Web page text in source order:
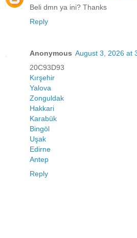
Beli dmn ya ini? Thanks
Reply
Anonymous August 3, 2026 at
20C93D93
Kırşehir
Yalova
Zonguldak
Hakkari
Karabük
Bingöl
Uşak
Edirne
Antep
Reply